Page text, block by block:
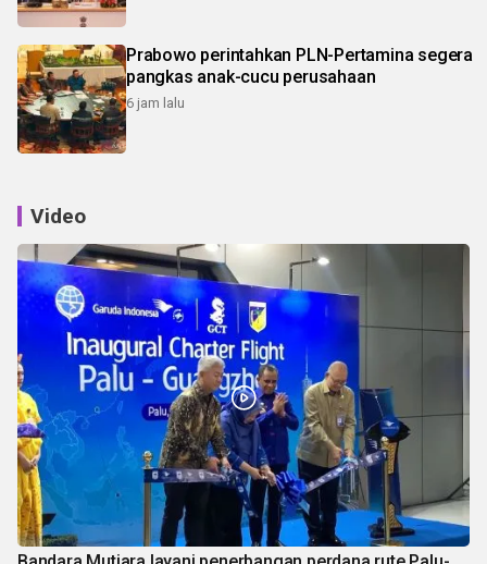
Prabowo perintahkan PLN-Pertamina segera
pangkas anak-cucu perusahaan
6 jam lalu
Video